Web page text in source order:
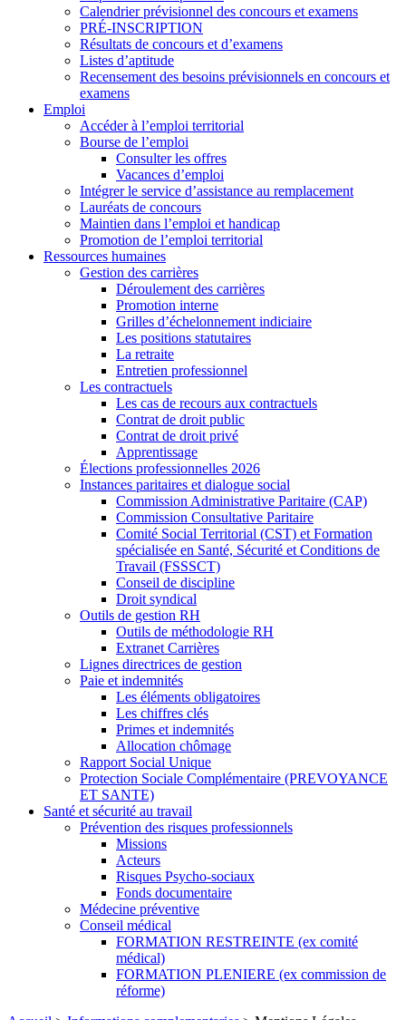
Calendrier prévisionnel des concours et examens
PRÉ-INSCRIPTION
Résultats de concours et d’examens
Listes d’aptitude
Recensement des besoins prévisionnels en concours et
examens
Emploi
Accéder à l’emploi territorial
Bourse de l’emploi
Consulter les offres
Vacances d’emploi
Intégrer le service d’assistance au remplacement
Lauréats de concours
Maintien dans l’emploi et handicap
Promotion de l’emploi territorial
Ressources humaines
Gestion des carrières
Déroulement des carrières
Promotion interne
Grilles d’échelonnement indiciaire
Les positions statutaires
La retraite
Entretien professionnel
Les contractuels
Les cas de recours aux contractuels
Contrat de droit public
Contrat de droit privé
Apprentissage
Élections professionnelles 2026
Instances paritaires et dialogue social
Commission Administrative Paritaire (CAP)
Commission Consultative Paritaire
Comité Social Territorial (CST) et Formation
spécialisée en Santé, Sécurité et Conditions de
Travail (FSSSCT)
Conseil de discipline
Droit syndical
Outils de gestion RH
Outils de méthodologie RH
Extranet Carrières
Lignes directrices de gestion
Paie et indemnités
Les éléments obligatoires
Les chiffres clés
Primes et indemnités
Allocation chômage
Rapport Social Unique
Protection Sociale Complémentaire (PREVOYANCE
ET SANTE)
Santé et sécurité au travail
Prévention des risques professionnels
Missions
Acteurs
Risques Psycho-sociaux
Fonds documentaire
Médecine préventive
Conseil médical
FORMATION RESTREINTE (ex comité
médical)
FORMATION PLENIERE (ex commission de
réforme)